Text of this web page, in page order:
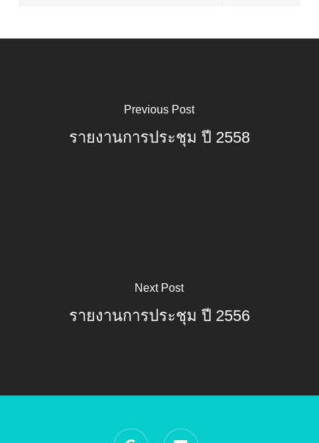
Previous Post
รายงานการประชุม ปี 2558
Next Post
รายงานการประชุม ปี 2556
google- email